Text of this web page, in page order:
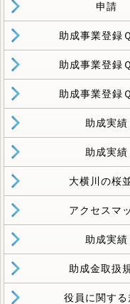
申請
助成事業登録
助成事業登録
助成事業登録
助成実績
助成実績
大横川の桜
アクセスマ
助成実績
助成金取扱
役員に関する